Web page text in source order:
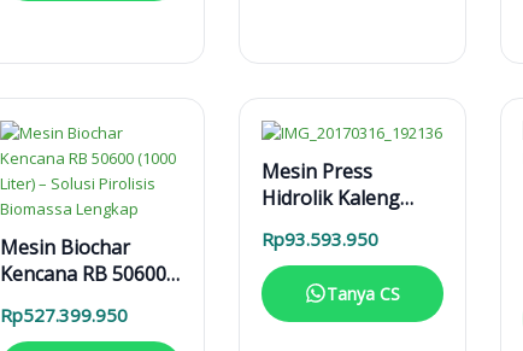
Mesin Biochar
Kencana RB 50600
Pirolisis Biomassa
Rp527.399.950
Mesin Press
Hidrolik Kaleng
Rp93.593.950
Tanya CS